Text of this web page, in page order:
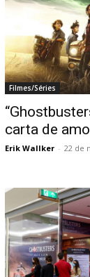
Filmes/Séries
carta de
Erik Wallker - 22 de